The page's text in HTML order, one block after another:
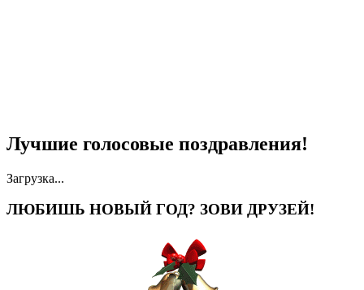
Лучшие голосовые поздравления!
Загрузка...
ЛЮБИШЬ НОВЫЙ ГОД? ЗОВИ ДРУЗЕЙ!